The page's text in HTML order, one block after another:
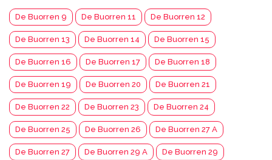
De Buorren 9 De Buorren 11 De Buorren 12
De Buorren 13 De Buorren 14 De Buorren 15
De Buorren 16 De Buorren 17 De Buorren 18
De Buorren 19 De Buorren 20 De Buorren 21
De Buorren 22 De Buorren 23 De Buorren 24
De Buorren 25 De Buorren 26 De Buorren 27 A
De Buorren 27 De Buorren 29 A De Buorren 29